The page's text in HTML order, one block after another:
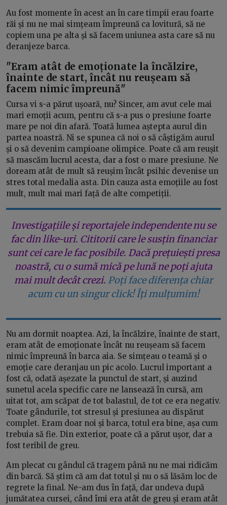
Au fost momente în acest an în care timpii erau foarte
răi și nu ne mai simțeam împreună ca lovitură, să ne
copiem una pe alta și să facem uniunea asta care să nu
deranjeze barca.
"Eram atât de emoționate la încălzire,
înainte de start, încât nu reușeam să
facem nimic împreună"
Cursa vi s-a părut ușoară, nu? Sincer, am avut cele mai
mari emoții acum, pentru că s-a pus o presiune foarte
mare pe noi din afară. Toată lumea aștepta aurul din
partea noastră. Ni se spunea că noi o să câștigăm aurul
și o să devenim campioane olimpice. Poate că am reușit
să mascăm lucrul acesta, dar a fost o mare presiune. Ne
doream atât de mult să reușim încât psihic devenise un
stres total medalia asta. Din cauza asta emoțiile au fost
mult, mult mai mari față de alte competiții.
Investigațiile și reportajele independente nu se
fac din like-uri. Cititorii care le susțin financiar
sunt cei care le fac posibile. Dacă prețuiești presa
noastră, cu o sumă mică pe lună ne poți ajuta
mai mult decât crezi. Poți face diferența chiar
acum cu un singur click! Îți mulțumim!
Nu am dormit noaptea. Azi, la încălzire, înainte de start,
eram atât de emoționate încât nu reușeam să facem
nimic împreună în barca aia. Se simțeau o teamă și o
emoție care deranjau un pic acolo. Lucrul important a
fost că, odată așezate la punctul de start, și auzind
sunetul acela specific care ne lansează în cursă, am
uitat tot, am scăpat de tot balastul, de tot ce era negativ.
Toate gândurile, tot stresul și presiunea au dispărut
complet. Eram doar noi și barca, totul era bine, așa cum
trebuia să fie. Din exterior, poate că a părut ușor, dar a
fost teribil de greu.
Am plecat cu gândul că tragem până nu ne mai ridicăm
din barcă. Să știm că am dat totul și nu o să lăsăm loc de
regrete la final. Ne-am dus în față, dar undeva după
jumătatea cursei, când îmi era atât de greu și eram atât